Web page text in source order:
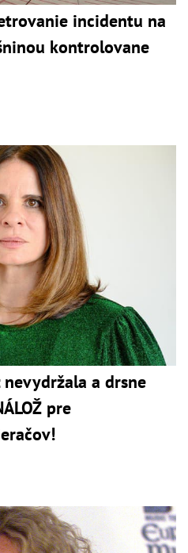
incidentu na
kontrolovane
a drsne
pre